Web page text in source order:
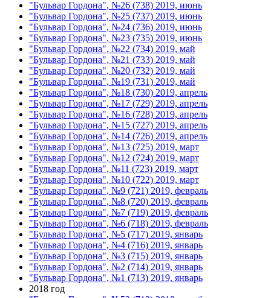
"Бульвар Гордона", №26 (738) 2019, июнь
"Бульвар Гордона", №25 (737) 2019, июнь
"Бульвар Гордона", №24 (736) 2019, июнь
"Бульвар Гордона", №23 (735) 2019, июнь
"Бульвар Гордона", №22 (734) 2019, май
"Бульвар Гордона", №21 (733) 2019, май
"Бульвар Гордона", №20 (732) 2019, май
"Бульвар Гордона", №19 (731) 2019, май
"Бульвар Гордона", №18 (730) 2019, апрель
"Бульвар Гордона", №17 (729) 2019, апрель
"Бульвар Гордона", №16 (728) 2019, апрель
"Бульвар Гордона", №15 (727) 2019, апрель
"Бульвар Гордона", №14 (726) 2019, апрель
"Бульвар Гордона", №13 (725) 2019, март
"Бульвар Гордона", №12 (724) 2019, март
"Бульвар Гордона", №11 (723) 2019, март
"Бульвар Гордона", №10 (722) 2019, март
"Бульвар Гордона", №9 (721) 2019, февраль
"Бульвар Гордона", №8 (720) 2019, февраль
"Бульвар Гордона", №7 (719) 2019, февраль
"Бульвар Гордона", №6 (718) 2019, февраль
"Бульвар Гордона", №5 (717) 2019, январь
"Бульвар Гордона", №4 (716) 2019, январь
"Бульвар Гордона", №3 (715) 2019, январь
"Бульвар Гордона", №2 (714) 2019, январь
"Бульвар Гордона", №1 (713) 2019, январь
2018 год